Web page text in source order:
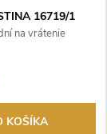
16719/1
na vrátenie
predajca.
KOŠÍKA